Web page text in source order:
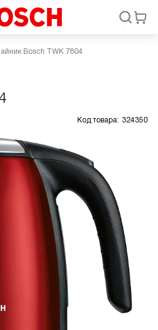
Bosch TWK 7804
Код товара: 324350